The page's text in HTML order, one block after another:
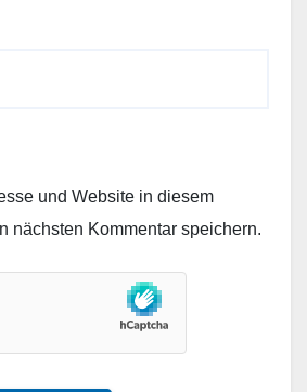
und Website in diesem
nächsten Kommentar speichern.